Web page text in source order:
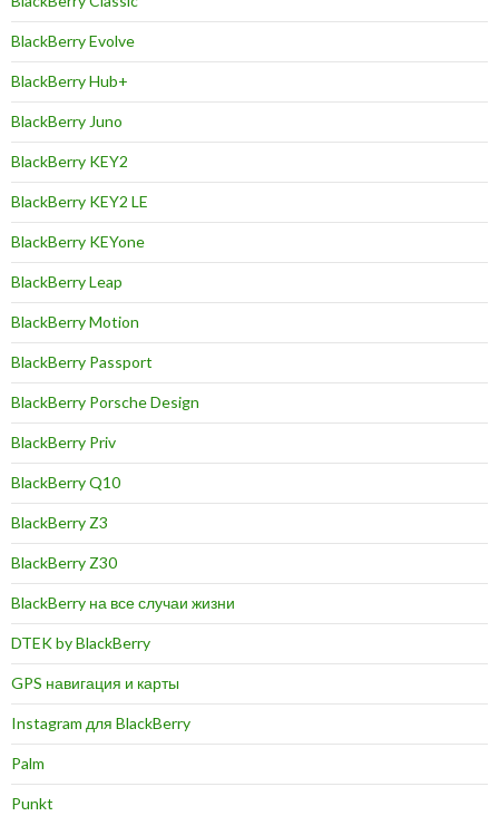
BlackBerry Evolve
BlackBerry Hub+
BlackBerry Juno
BlackBerry KEY2
BlackBerry KEY2 LE
BlackBerry KEYone
BlackBerry Leap
BlackBerry Motion
BlackBerry Passport
BlackBerry Porsche Design
BlackBerry Priv
BlackBerry Q10
BlackBerry Z3
BlackBerry Z30
BlackBerry на все случаи жизни
DTEK by BlackBerry
GPS навигация и карты
Instagram для BlackBerry
Palm
Punkt